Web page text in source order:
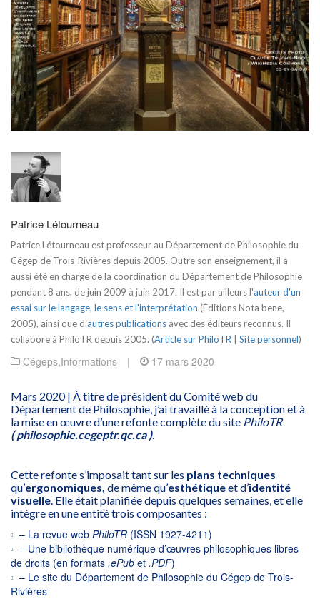
Patrice Létourneau
Patrice Létourneau est professeur au Département de Philosophie du
Cégep de Trois-Rivières depuis 2005. Outre son enseignement, il a
aussi été en charge de la coordination du Département de Philosophie
pendant 8 ans, de juin 2009 à juin 2017. Il est par ailleurs l'auteur d'un
essai sur le langage, le sens et l'interprétation (Éditions Nota bene,
2005), ainsi que d'autres publications avec des éditeurs reconnus. Il
collabore à PhiloTR depuis 2005. (Article sur PhiloTR | Site personnel)
Cégeps,Informations | 17 mars 2020
Mars 2020 | À titre de président du Comité web du
Département de Philosophie, j’ai travaillé à la conception et à
la mise en œuvre d’une refonte complète du site PhiloTR
( philosophie.cegeptr.qc.ca ).
Cette refonte s’imposait tant sur les plans techniques
qu’ergonomiques, de même qu’esthétiqueet d’identité
visuelle . Elle était planifiée depuis quelques semaines, et elle
intègre en une entité trois composantes :
– La revue web PhiloTR (ISSN 1927-4211)
– Une bibliothèque numérique d’œuvres philosophiques libres
de droits (en formats .ePub et .PDF)
– Le site du Département de Philosophie du Cégep de Trois-
Rivières